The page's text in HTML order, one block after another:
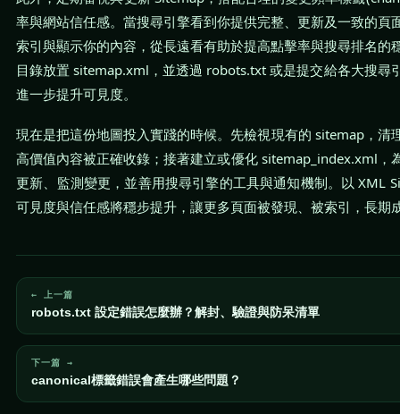
率與網站信任感。當搜尋引擎看到你提供完整、更新及一致的頁
索引與顯示你的內容，從長遠看有助於提高點擊率與搜尋排名的
目錄放置 sitemap.xml，並透過 robots.txt 或是提交給各大搜尋
進一步提升可見度。
現在是把這份地圖投入實踐的時候。先檢視現有的 sitemap，清
高價值內容被正確收錄；接著建立或優化 sitemap_index.xml，
更新、監測變更，並善用搜尋引擎的工具與通知機制。以 XML
可見度與信任感將穩步提升，讓更多頁面被發現、被索引，長期
← 上一篇
robots.txt 設定錯誤怎麼辦？解封、驗證與防呆清單
下一篇 →
canonical標籤錯誤會產生哪些問題？